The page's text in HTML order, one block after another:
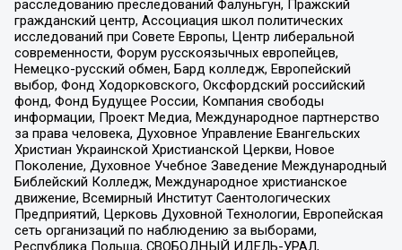
расследованию преследований Фалуньгун, Пражский
гражданский центр, Ассоциация школ политических
исследований при Совете Европы, Центр либеральной
современности, Форум русскоязычных европейцев,
Немецко-русский обмен, Бард колледж, Европейский
выбор, Фонд Ходорковского, Оксфордский российский
фонд, Фонд Будущее России, Компания свободы
информации, Проект Медиа, Международное партнерство
за права человека, Духовное Управление Евангельских
Христиан Украинской Христианской Церкви, Новое
Поколение, Духовное Учебное Заведение Международный
Библейский Колледж, Международное христианское
движение, Всемирный Институт Саентологических
Предприятий, Церковь Духовной Технологии, Европейская
сеть организаций по наблюдению за выборами,
Республика Польша, СВОБОДНЫЙ ИДЕЛЬ-УРАЛ,